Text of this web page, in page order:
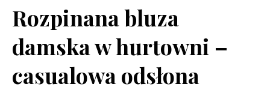
Rozpinana bluza
damska w hurtowni –
casualowa odsłona